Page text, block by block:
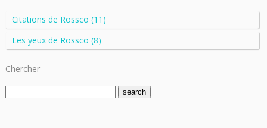
Citations de Rossco (11)
Les yeux de Rossco (8)
Chercher